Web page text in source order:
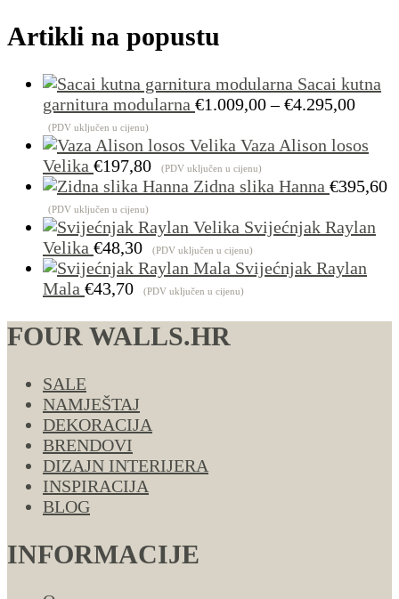
Artikli na popustu
Sacai kutna
garnitura modularna €1.009,00 – €4.295,00
od
do
(PDV uključen u cijenu)
Vaza Alison losos
Velika €197,80 (PDV uključen u cijenu)
Zidna slika Hanna €395,60
(PDV uključen u cijenu)
Svijećnjak Raylan
Velika €48,30 (PDV uključen u cijenu)
Svijećnjak Raylan
Mala €43,70 (PDV uključen u cijenu)
FOUR WALLS.HR
SALE
NAMJEŠTAJ
DEKORACIJA
BRENDOVI
DIZAJN INTERIJERA
INSPIRACIJA
BLOG
INFORMACIJE